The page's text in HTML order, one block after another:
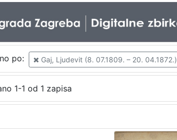
po: Gaj, Ljudevit (8. 07.1809. – 20. 04.1872.)
1-1 od 1 zapisa